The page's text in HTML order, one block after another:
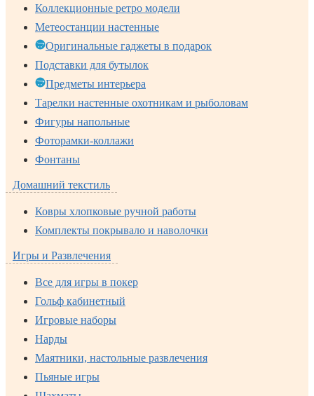
Коллекционные ретро модели
Метеостанции настенные
Оригинальные гаджеты в подарок
Подставки для бутылок
Предметы интерьера
Тарелки настенные охотникам и рыболовам
Фигуры напольные
Фоторамки-коллажи
Фонтаны
Домашний текстиль
Ковры хлопковые ручной работы
Комплекты покрывало и наволочки
Игры и Развлечения
Все для игры в покер
Гольф кабинетный
Игровые наборы
Нарды
Маятники, настольные развлечения
Пьяные игры